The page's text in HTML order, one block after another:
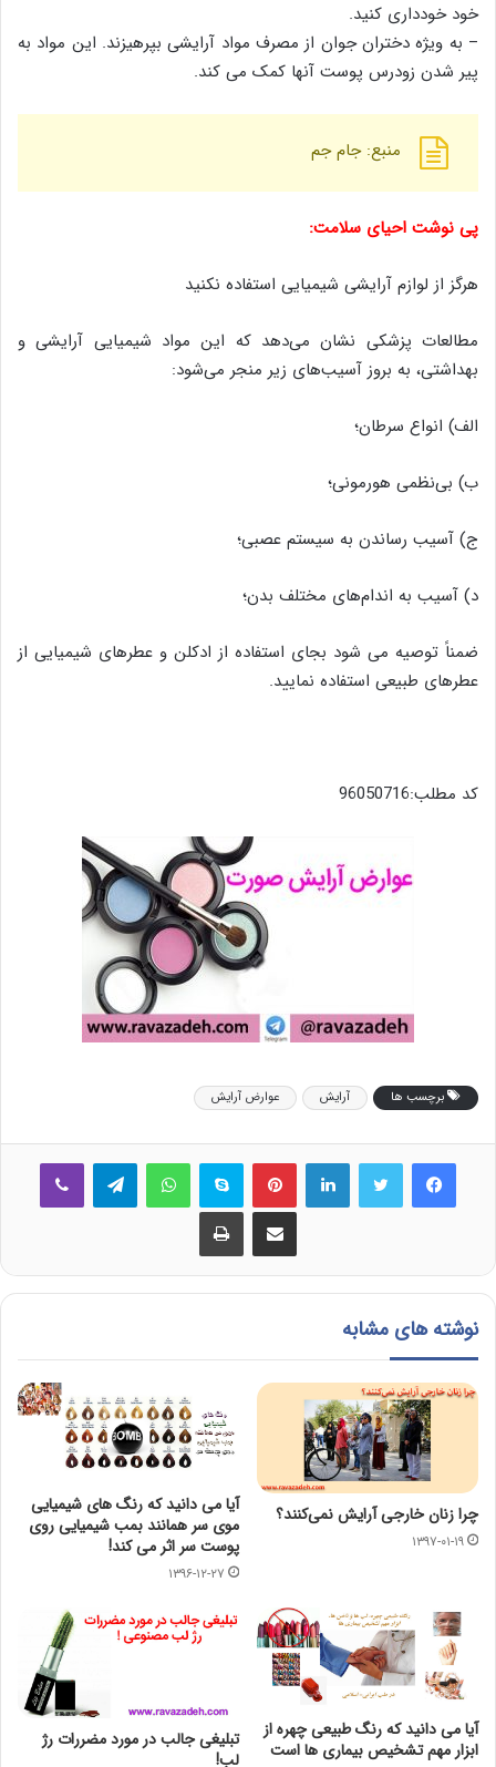
خود خودداری کنید.
– به ویژه دختران جوان از مصرف مواد آرایشی بپرهیزند. این مواد به
پیر شدن زودرس پوست آنها کمک می کند.
منبع: جام جم
پی نوشت احیای سلامت:
هرگز از لوازم آرایشی شیمیایی استفاده نکنید
مطالعات پزشکی نشان می‌دهد که این مواد شیمیایی آرایشی و
بهداشتی، به بروز آسیب‌های زیر منجر می‌شود:
الف) انواع سرطان؛
ب) بی‌نظمی هورمونی؛
ج) آسیب رساندن به سیستم عصبی؛
د) آسیب به اندام‌های مختلف بدن؛
ضمناً توصیه می شود بجای استفاده از ادکلن و عطرهای شیمیایی از
عطرهای طبیعی استفاده نمایید.
کد مطلب:96050716
برچسب ها آرایش عوارض آرایش
فیس بوک لینکدین ‫پین‌ترست اسکایپ واتس آپ
اشتراک گذاری از طریق ایمیل چاپ
نوشته های مشابه
چرا زنان خارجی آرایش نمی‌کنند؟
۱۳۹۷-۰۱-۱۹
آیا می دانید که رنگ های شیمیایی
موی سر همانند بمب شیمیایی روی
پوست سر اثر می کند!
۱۳۹۶-۱۲-۲۷
آیا می دانید که رنگ طبیعی چهره از
ابزار مهم تشخیص بیماری ها است
تبلیغی جالب در مورد مضررات رژ
لب!